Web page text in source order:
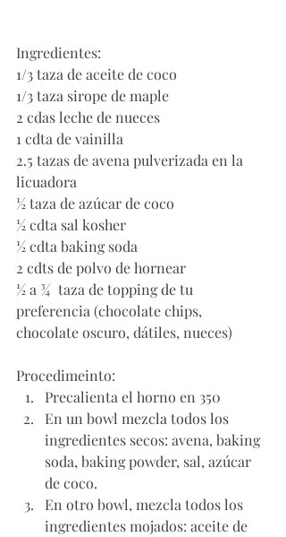
Ingredientes:
1/3 taza de aceite de coco
1/3 taza sirope de maple
2 cdas leche de nueces
1 cdta de vainilla
2.5 tazas de avena pulverizada en la
licuadora
½ taza de azúcar de coco
½ cdta sal kosher
½ cdta baking soda
2 cdts de polvo de hornear
½ a ¾  taza de topping de tu
preferencia (chocolate chips,
chocolate oscuro, dátiles, nueces)
Procedimeinto:
Precalienta el horno en 350
En un bowl mezcla todos los
ingredientes secos: avena, baking
soda, baking powder, sal, azúcar
de coco.
En otro bowl, mezcla todos los
ingredientes mojados: aceite de